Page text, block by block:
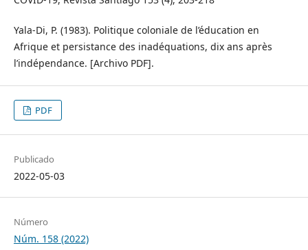
Yala-Di, P. (1983). Politique coloniale de l’éducation en
Afrique et persistance des inadéquations, dix ans après
l’indépendance. [Archivo PDF].
PDF
Publicado
2022-05-03
Número
Núm. 158 (2022)